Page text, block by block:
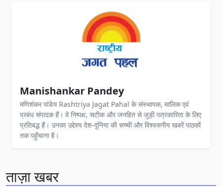
Manishankar Pandey
मणिशंकर पांडेय Rashtriya Jagat Pahal के संस्थापक, मालिक एवं
प्रबंध संपादक हैं। वे निष्पक्ष, सटीक और जनहित से जुड़ी पत्रकारिता के लिए
प्रतिबद्ध हैं। उनका उद्देश्य देश-दुनिया की सच्ची और विश्वसनीय खबरें पाठकों
तक पहुँचाना है।
ताज़ा खबर